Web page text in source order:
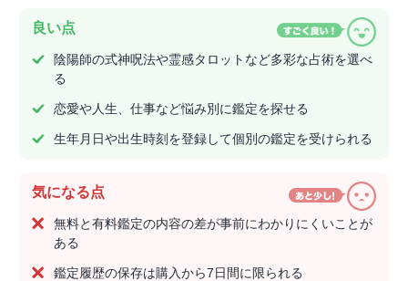
良い点
陰陽師の式神呪法や霊感タロットなど多彩な占術を選べ
る
恋愛や人生、仕事など悩み別に鑑定を探せる
生年月日や出生時刻を登録して個別の鑑定を受けられる
気になる点
無料と有料鑑定の内容の差が事前にわかりにくいことが
ある
鑑定履歴の保存は購入から7日間に限られる